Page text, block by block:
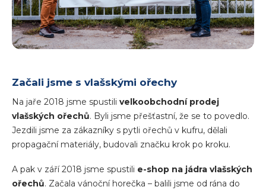
Začali jsme s vlašskými ořechy
Na jaře 2018 jsme spustili velkoobchodní prodej
vlašských ořechů. Byli jsme přešťastní, že se to povedlo.
Jezdili jsme za zákazníky s pytli ořechů v kufru, dělali
propagační materiály, budovali značku krok po kroku.
A pak v září 2018 jsme spustili e-shop na jádra vlašských
ořechů. Začala vánoční horečka – balili jsme od rána do